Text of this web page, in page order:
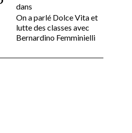
dans
On a parlé Dolce Vita et
lutte des classes avec
Bernardino Femminielli